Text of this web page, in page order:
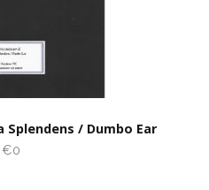
Splendens / Dumbo Ear
€0